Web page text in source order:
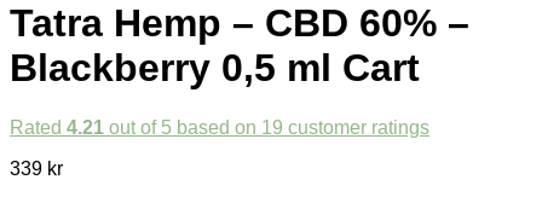
Tatra Hemp – CBD 60% –
Blackberry 0,5 ml Cart
Rated 4.21 out of 5 based on 19 customer ratings
339 kr